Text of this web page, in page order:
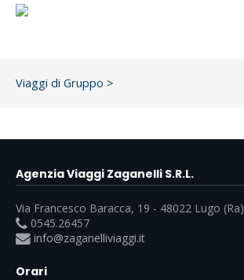
Viaggi di Gruppo >
Agenzia Viaggi Zaganelli S.R.L.
Via Francesco Baracca, 19 - 48022 Lugo (Ra)
0545.26457
info@zaganelliviaggi.it
Orari